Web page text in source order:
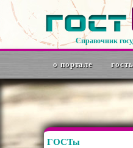
Справочник
о портале
ГОСТы